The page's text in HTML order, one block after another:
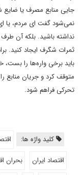
جایی منابع مصرف یا
نمی‌شود گفت ای مردم، یا
نداشته باشید. بلکه آن
ثمرات شگرف ایجاد کنید.
باید برخی واره‌ها را
متوقف کرد و جریان منابع
تحرکی فراهم شود.
کلید واژه ها:
اقتصاد ایران
بحران